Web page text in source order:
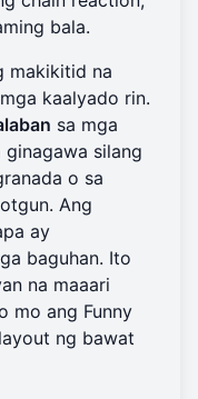
bala.
makikitid na
kaalyado rin.
sa mga
silang
o sa
Ang
ay
baguhan. Ito
na maaari
mo ang Funny
ng bawat